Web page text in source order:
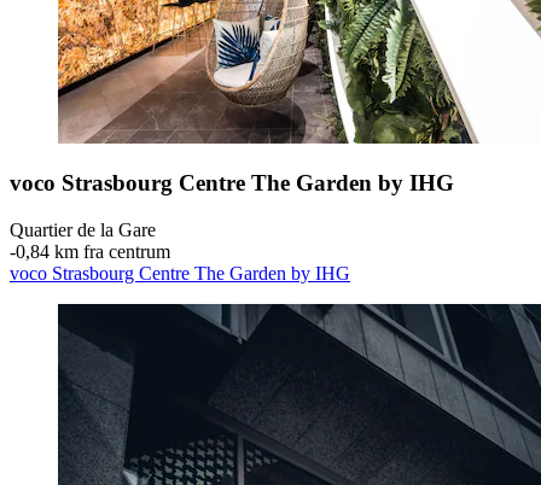
voco Strasbourg Centre The Garden by IHG
Quartier de la Gare
‐0,84 km fra centrum
voco Strasbourg Centre The Garden by IHG